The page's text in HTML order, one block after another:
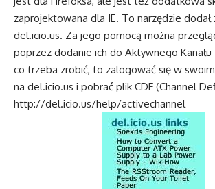
zaprojektowana dla IE. To narzędzie dodał
del.icio.us. Za jego pomocą można
poprzez dodanie ich do Aktywnego Kanału
co trzeba zrobić, to zalogować się w
na del.icio.us i pobrać plik CDF (Channel
http://del.icio.us/help/activechannel